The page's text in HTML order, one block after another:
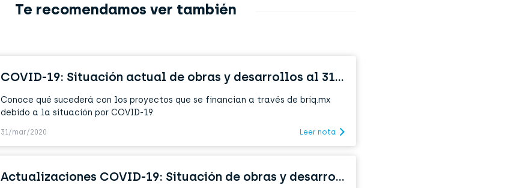
Te recomendamos ver también
COVID-19: Situación actual de obras y desarrollos al 31 marzo 2020
Conoce qué sucederá con los proyectos que se financian a través de briq.mx
debido a la situación por COVID-19
31/mar/2020 Leer nota
Actualizaciones COVID-19: Situación de obras y desarrollos en briq.mx